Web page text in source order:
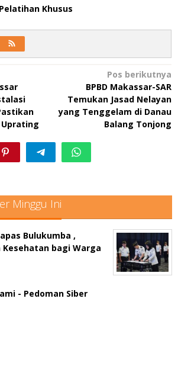
Khusus
Pos berikutnya
BPBD Makassar-SAR
Temukan Jasad Nelayan
yang Tenggelam di Danau
Balang Tonjong
Minggu Ini
Bulukumba ,
bagi Warga
- Pedoman Siber